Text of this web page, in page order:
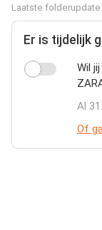
Laatste
Er is tijdelijk
Wil
Al
Of